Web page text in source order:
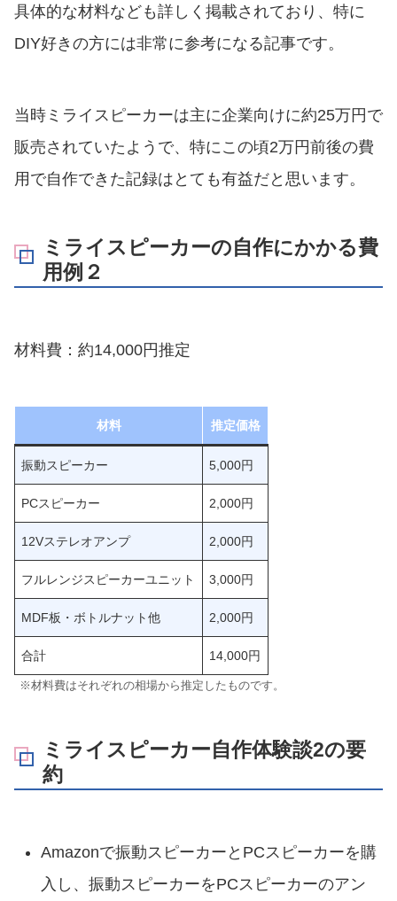
具体的な材料なども詳しく掲載されており、特に
DIY好きの方には非常に参考になる記事です。
当時ミライスピーカーは主に企業向けに約25万円で
販売されていたようで、特にこの頃2万円前後の費
用で自作できた記録はとても有益だと思います。
ミライスピーカーの自作にかかる費
用例２
材料費：約14,000円推定
材料 推定価格
振動スピーカー 5,000円
PCスピーカー 2,000円
12Vステレオアンプ 2,000円
フルレンジスピーカーユニット 3,000円
MDF板・ボトルナット他 2,000円
合計 14,000円
※材料費はそれぞれの相場から推定したものです。
ミライスピーカー自作体験談2の要
約
Amazonで振動スピーカーとPCスピーカーを購
入し、振動スピーカーをPCスピーカーのアン